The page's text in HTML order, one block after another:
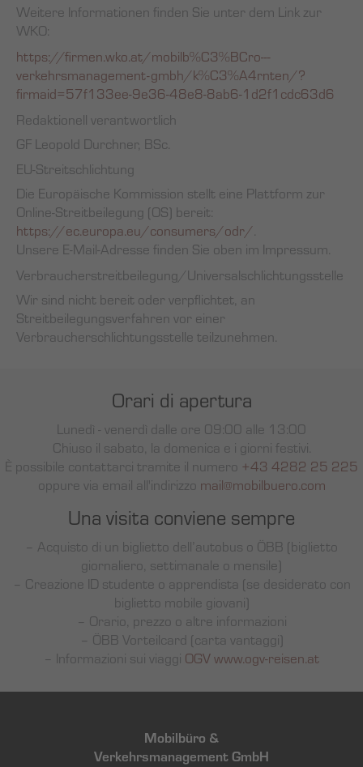
Weitere Informationen finden Sie unter dem Link zur
WKO:
https://firmen.wko.at/mobilb%C3%BCro---
verkehrsmanagement-gmbh/k%C3%A4rnten/?
firmaid=57f133ee-9e36-48e8-8ab6-1d2f1cdc63d6
Redaktionell verantwortlich
GF Leopold Durchner, BSc.
EU-Streitschlichtung
Die Europäische Kommission stellt eine Plattform zur
Online-Streitbeilegung (OS) bereit:
https://ec.europa.eu/consumers/odr/.
Unsere E-Mail-Adresse finden Sie oben im Impressum.
Verbraucher­streit­beilegung/Universal­schlichtungs­stelle
Wir sind nicht bereit oder verpflichtet, an
Streitbeilegungsverfahren vor einer
Verbraucherschlichtungsstelle teilzunehmen.
Orari di apertura
Lunedì - venerdì dalle ore 09:00 alle 13:00
Chiuso il sabato, la domenica e i giorni festivi.
È possibile contattarci tramite il numero +43 4282 25 225
oppure via email all'indirizzo mail@mobilbuero.com
Una visita conviene sempre
– Acquisto di un biglietto dell’autobus o ÖBB (biglietto
giornaliero, settimanale o mensile)
– Creazione ID studente o apprendista (se desiderato con
biglietto mobile giovani)
– Orario, prezzo o altre informazioni
– ÖBB Vorteilcard (carta vantaggi)
– Informazioni sui viaggi OGV www.ogv-reisen.at
Mobilbüro &
Verkehrsmanagement GmbH